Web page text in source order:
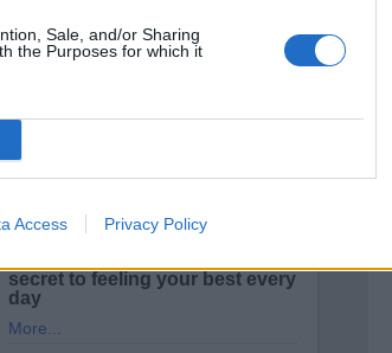
Sale, and/or Sharing
the Purposes for which it
Access Privacy Policy